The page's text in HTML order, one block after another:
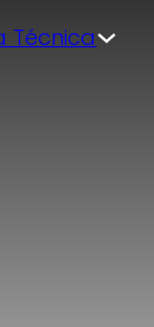
Técnica